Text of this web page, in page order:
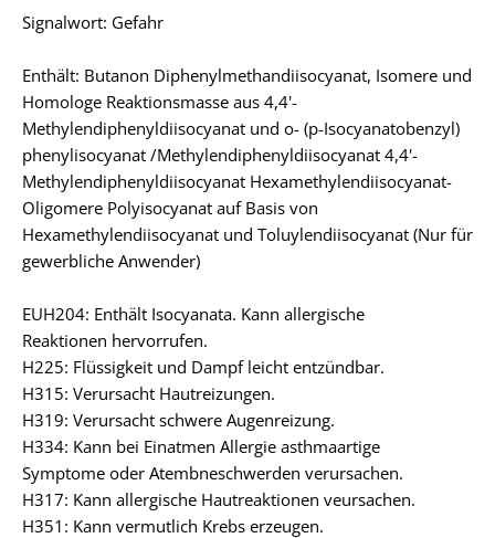
Signalwort: Gefahr
Enthält: Butanon Diphenylmethandiisocyanat, Isomere und
Homologe Reaktionsmasse aus 4,4'-
Methylendiphenyldiisocyanat und o- (p-Isocyanatobenzyl)
phenylisocyanat /Methylendiphenyldiisocyanat 4,4'-
Methylendiphenyldiisocyanat Hexamethylendiisocyanat-
Oligomere Polyisocyanat auf Basis von
Hexamethylendiisocyanat und Toluylendiisocyanat (Nur für
gewerbliche Anwender)
EUH204: Enthält Isocyanata. Kann allergische
Reaktionen hervorrufen.
H225: Flüssigkeit und Dampf leicht entzündbar.
H315: Verursacht Hautreizungen.
H319: Verursacht schwere Augenreizung.
H334: Kann bei Einatmen Allergie asthmaartige
Symptome oder Atembneschwerden verursachen.
H317: Kann allergische Hautreaktionen veursachen.
H351: Kann vermutlich Krebs erzeugen.